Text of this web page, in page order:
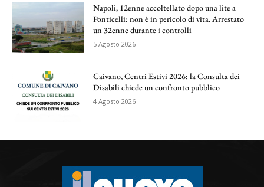
Napoli, 12enne accoltellato dopo una lite a
Ponticelli: non è in pericolo di vita. Arrestato
un 32enne durante i controlli
5 Agosto 2026
Caivano, Centri Estivi 2026: la Consulta dei
Disabili chiede un confronto pubblico
4 Agosto 2026